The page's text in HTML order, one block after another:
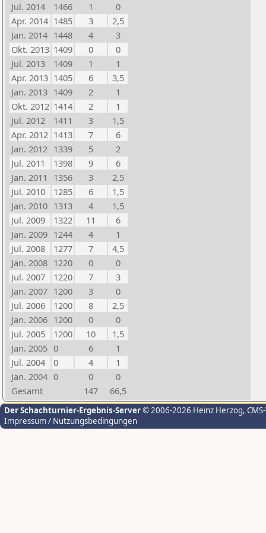
Jul. 2014
1466 1
0
Apr. 2014 1485 3
2,5
Jan. 2014 1448 4
3
Okt. 2013 1409 0
0
Jul. 2013
1409 1
1
Apr. 2013 1405 6
3,5
Jan. 2013 1409 2
1
Okt. 2012 1414 2
1
Jul. 2012
1411 3
1,5
Apr. 2012 1413 7
6
Jan. 2012 1339 5
2
Jul. 2011
1398 9
6
Jan. 2011
1356 3
2,5
Jul. 2010
1285 6
1,5
Jan. 2010 1313 4
1,5
Jul. 2009
1322 11
6
Jan. 2009 1244 4
1
Jul. 2008
1277 7
4,5
Jan. 2008 1220 0
0
Jul. 2007
1220 7
3
Jan. 2007 1200 3
0
Jul. 2006
1200 8
2,5
Jan. 2006 1200 0
0
Jul. 2005
1200 10
1,5
Jan. 2005 0 6
1
Jul. 2004
0 4
1
Jan. 2004 0 0
0
Gesamt
147 66,5
Der Schachturnier-Ergebnis-Server© 2006-2026 Heinz Herzog,
Impressum / Nutzungsbedingungen